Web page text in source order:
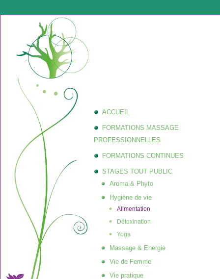
ACCUEIL
FORMATIONS MASSAGE
PROFESSIONNELLES
FORMATIONS CONTINUES
STAGES TOUT PUBLIC
Aroma & Phyto
Hygiène de vie
Alimentation
Détoxination
Yoga
Massage & Energie
Vie de Femme
Vie pratique